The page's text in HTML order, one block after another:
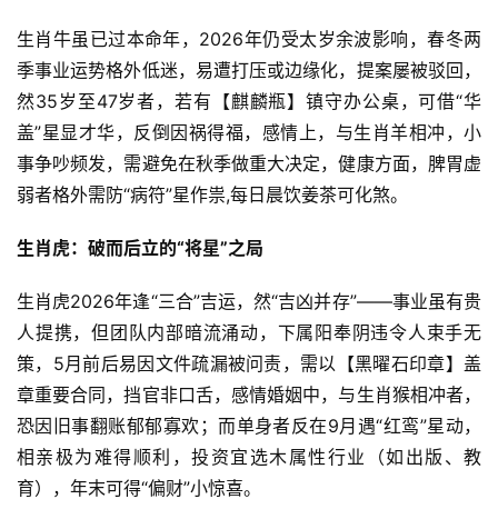
生肖牛虽已过本命年，2026年仍受太岁余波影响，春冬两
季事业运势格外低迷，易遭打压或边缘化，提案屡被驳回，
然35岁至47岁者，若有【麒麟瓶】镇守办公桌，可借“华
盖”星显才华，反倒因祸得福，感情上，与生肖羊相冲，小
事争吵频发，需避免在秋季做重大决定，健康方面，脾胃虚
弱者格外需防“病符”星作祟,每日晨饮姜茶可化煞。
生肖虎：破而后立的“将星”之局
生肖虎2026年逢“三合”吉运，然“吉凶并存”——事业虽有贵
人提携，但团队内部暗流涌动，下属阳奉阴违令人束手无
策，5月前后易因文件疏漏被问责，需以【黑曜石印章】盖
章重要合同，挡官非口舌，感情婚姻中，与生肖猴相冲者，
恐因旧事翻账郁郁寡欢；而单身者反在9月遇“红鸾”星动，
相亲极为难得顺利，投资宜选木属性行业（如出版、教
育），年末可得“偏财”小惊喜。